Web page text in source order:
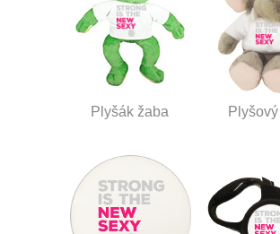
Plyšák žaba